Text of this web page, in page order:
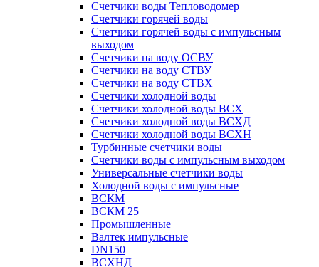
Счетчики воды Тепловодомер
Счетчики горячей воды
Счетчики горячей воды с импульсным
выходом
Счетчики на воду ОСВУ
Счетчики на воду СТВУ
Счетчики на воду СТВХ
Счетчики холодной воды
Счетчики холодной воды ВСХ
Счетчики холодной воды ВСХД
Счетчики холодной воды ВСХН
Турбинные счетчики воды
Счетчики воды с импульсным выходом
Универсальные счетчики воды
Холодной воды с импульсные
ВСКМ
ВСКМ 25
Промышленные
Валтек импульсные
DN150
ВСХНД